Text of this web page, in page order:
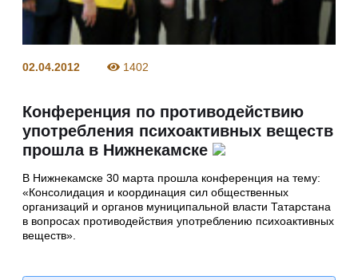
02.04.2012 1402
Конференция по противодействию
употребления психоактивных веществ
прошла в Нижнекамске
В Нижнекамске 30 марта прошла конференция на тему:
«Консолидация и координация сил общественных
организаций и органов муниципальной власти Татарстана
в вопросах противодействия употреблению психоактивных
веществ».